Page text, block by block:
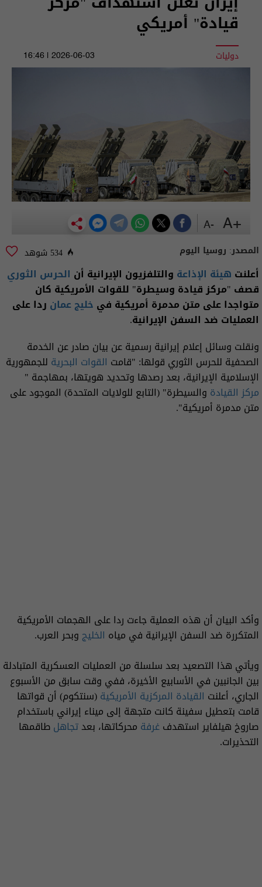
قيادة" أمريكي
دوليات 2026-06-03 | 16:46
المصدر: روسيا اليوم 534 شوهد
أعلنت هيئة الإذاعة والتلفزيون الإيرانية أن الحرس الثوري
قصف "مركز قيادة وسيطرة" للقوات الأمريكية كان
متواجدا على متن مدمرة أمريكية في خليج عمان ردا على
العمليات ضد السفن الإيرانية.
ونقلت وسائل إعلام إيرانية رسمية عن بيان صادر عن الخدمة
الصحفية للحرس الثوري قولها: "قامت القوات البحرية للجمهورية
الإسلامية الإيرانية، بعد رصدها وتحديد هويتها، بمهاجمة "
مركز القيادة والسيطرة" (التابع للولايات المتحدة) الموجود على
متن مدمرة أمريكية".
وأكد البيان أن هذه العملية جاءت ردا على الهجمات الأمريكية
المتكررة ضد السفن الإيرانية في مياه الخليج وبحر العرب.
ويأتي هذا التصعيد بعد سلسلة من العمليات العسكرية المتبادلة
بين الجانبين في الأسابيع الأخيرة، ففي وقت سابق من الأسبوع
الجاري، أعلنت القيادة المركزية الأمريكية(سنتكوم) أن قواتها
قامت بتعطيل سفينة كانت متجهة إلى ميناء إيراني باستخدام
صاروخ هيلفاير استهدفغرفة محركاتها، بعدتجاهلطاقمها
التحذيرات.
+A
-A